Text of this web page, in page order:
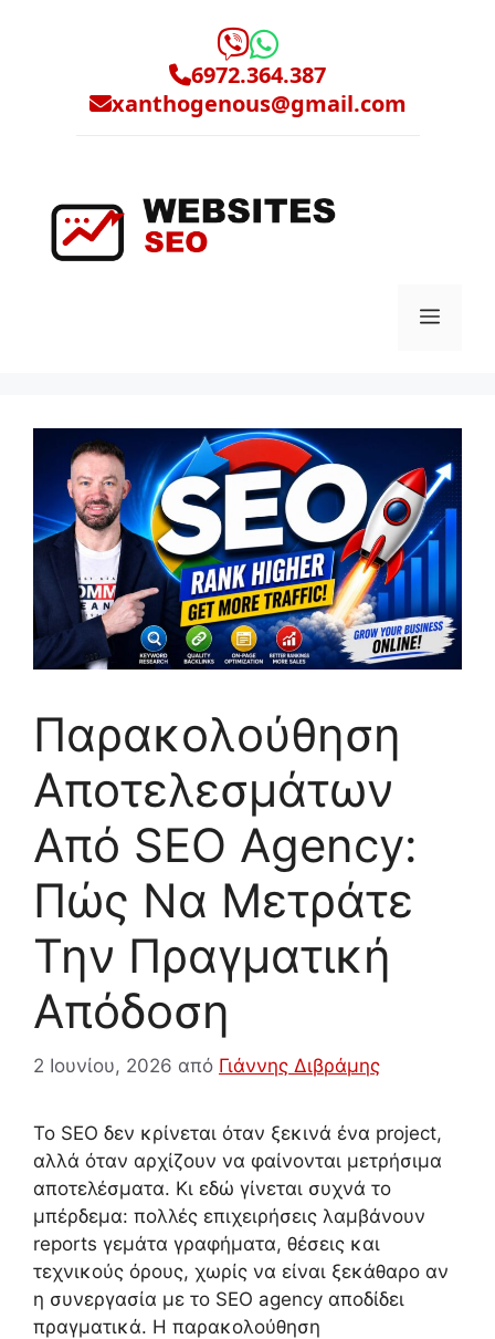
6972.364.387
xanthogenous@gmail.com
Παρακολούθηση
Αποτελεσμάτων
Από SEO Agency:
Πώς Να Μετράτε
Την Πραγματική
Απόδοση
2 Ιουνίου, 2026 από Γιάννης Διβράμης
Το SEO δεν κρίνεται όταν ξεκινά ένα project,
αλλά όταν αρχίζουν να φαίνονται μετρήσιμα
αποτελέσματα. Κι εδώ γίνεται συχνά το
μπέρδεμα: πολλές επιχειρήσεις λαμβάνουν
reports γεμάτα γραφήματα, θέσεις και
τεχνικούς όρους, χωρίς να είναι ξεκάθαρο αν
η συνεργασία με το SEO agency αποδίδει
πραγματικά. Η παρακολούθηση